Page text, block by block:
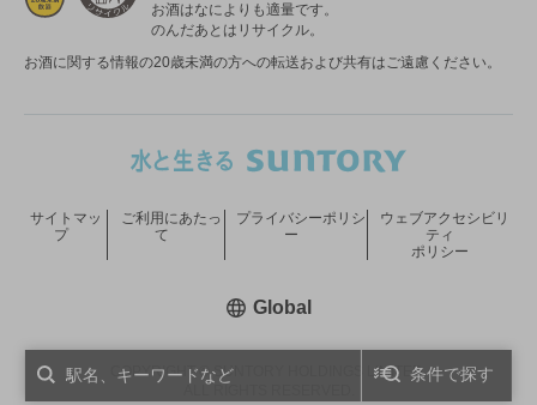
条件で探す
お酒はなによりも適量です。
のんだあとはリサイクル。
お酒に関する情報の20歳未満の方への転送および共有はご遠慮ください。
COPYRIGHT © SUNTORY HOLDINGS LIMITED.
サイトマッ
プ
ご利用にあたっ
て
プライバシーポリシ
ー
ウェブアクセシビリ
ティ
ポリシー
Global新しいウィンドウで開く